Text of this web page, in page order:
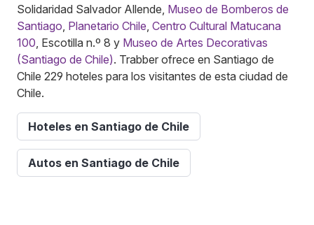
Solidaridad Salvador Allende, Museo de Bomberos de
Santiago Planetario Chile Centro Cultural Matucana
100 , Escotilla n.º 8 y Museo de Artes Decorativas
(Santiago de Chile). Trabber ofrece en Santiago de
Chile 229 hoteles para los visitantes de esta ciudad de
Chile.
Hoteles en Santiago de Chile
Autos en Santiago de Chile